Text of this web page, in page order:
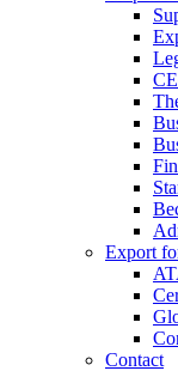
Export
Contact